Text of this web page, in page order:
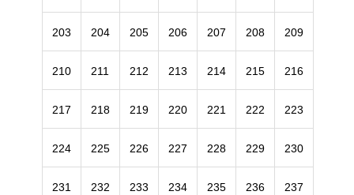
203 204 205 206 207 208 209
210 211 212 213 214 215 216
217 218 219 220 221 222 223
224 225 226 227 228 229 230
231 232 233 234 235 236 237